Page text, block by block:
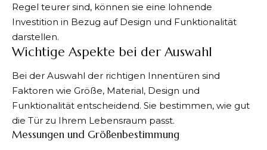
Regel teurer sind, können sie eine lohnende
Investition in Bezug auf Design und Funktionalität
darstellen.
Wichtige Aspekte bei der Auswahl
Bei der Auswahl der richtigen Innentüren sind
Faktoren wie Größe, Material, Design und
Funktionalität entscheidend. Sie bestimmen, wie gut
die Tür zu Ihrem Lebensraum passt.
Messungen und Größenbestimmung